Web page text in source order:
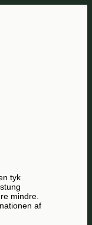
tyk
mindre.
af